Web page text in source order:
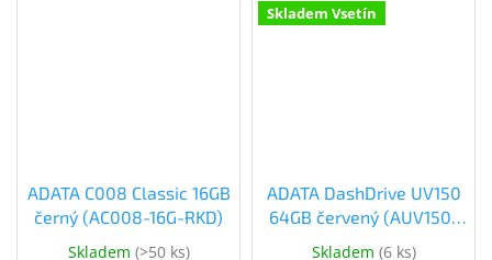
ADATA C008 Classic 16GB
černý (AC008-16G-RKD)
Skladem (>50 ks)
Skladem Vsetín
ADATA DashDrive UV150
64GB červený (AUV150-
Skladem (6 ks)